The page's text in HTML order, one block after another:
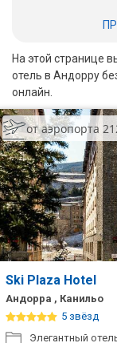
На этой странице
отель в Андорру
онлайн.
от аэропорта
Ski Plaza Hotel
Андорра , Канильо
5 звёзд
Элегантный
Вьетнам
Хайнань
Северный Гоа
Южный Гоа
Занзибар
Абхазия
Большой Сочи
Кав Мин Воды
Экскурсионные